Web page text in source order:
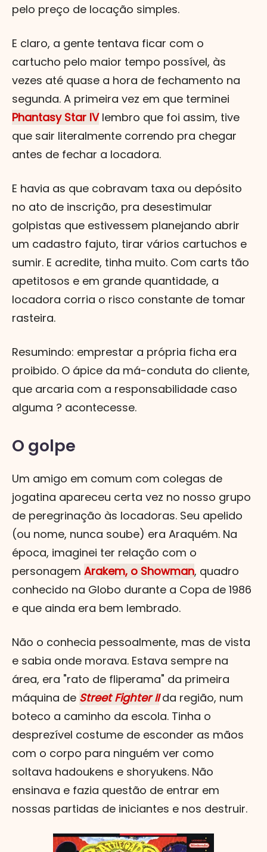
pelo preço de locação simples.
E claro, a gente tentava ficar com o
cartucho pelo maior tempo possível, às
vezes até quase a hora de fechamento na
segunda. A primeira vez em que terminei
Phantasy Star IVlembro que foi assim, tive
que sair literalmente correndo pra chegar
antes de fechar a locadora.
E havia as que cobravam taxa ou depósito
no ato de inscrição, pra desestimular
golpistas que estivessem planejando abrir
um cadastro fajuto, tirar vários cartuchos e
sumir. E acredite, tinha muito. Com carts tão
apetitosos e em grande quantidade, a
locadora corria o risco constante de tomar
rasteira.
Resumindo: emprestar a própria ficha era
proibido. O ápice da má-conduta do cliente,
que arcaria com a responsabilidade caso
alguma ? acontecesse.
O golpe
Um amigo em comum com colegas de
jogatina apareceu certa vez no nosso grupo
de peregrinação às locadoras. Seu apelido
(ou nome, nunca soube) era Araquém. Na
época, imaginei ter relação com o
personagem Arakem, o Showman, quadro
conhecido na Globo durante a Copa de 1986
e que ainda era bem lembrado.
Não o conhecia pessoalmente, mas de vista
e sabia onde morava. Estava sempre na
área, era "rato de fliperama" da primeira
máquina de Street Fighter IIda região, num
boteco a caminho da escola. Tinha o
desprezível costume de esconder as mãos
com o corpo para ninguém ver como
soltava hadoukens e shoryukens. Não
ensinava e fazia questão de entrar em
nossas partidas de iniciantes e nos destruir.